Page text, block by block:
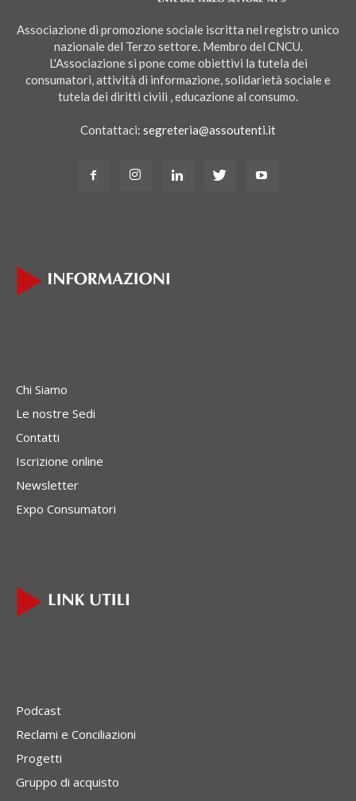
Associazione di promozione sociale iscritta nel registro unico
nazionale del Terzo settore. Membro del CNCU.
L'Associazione si pone come obiettivi la tutela dei
consumatori, attività di informazione, solidarietà sociale e
tutela dei diritti civili , educazione al consumo.
Contattaci: segreteria@assoutenti.it
Chi Siamo
Le nostre Sedi
Contatti
Iscrizione online
Newsletter
Expo Consumatori
Podcast
Reclami e Conciliazioni
Progetti
Gruppo di acquisto